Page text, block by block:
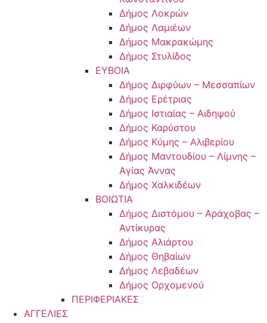
Δήμος Λοκρών
Δήμος Λαμιέων
Δήμος Μακρακώμης
Δήμος Στυλίδος
ΕΥΒΟΙΑ
Δήμος Διρφύων – Μεσσαπίων
Δήμος Ερέτριας
Δήμος Ιστιαίας – Αιδηψού
Δήμος Καρύστου
Δήμος Κύμης – Αλιβερίου
Δήμος Μαντουδίου – Λίμνης –
Αγίας Άννας
Δήμος Χαλκιδέων
ΒΟΙΩΤΙΑ
Δήμος Διστόμου – Αράχοβας –
Αντίκυρας
Δήμος Αλιάρτου
Δήμος Θηβαίων
Δήμος Λεβαδέων
Δήμος Ορχομενού
ΠΕΡΙΦΕΡΙΑΚΕΣ
ΑΓΓΕΛΙΕΣ